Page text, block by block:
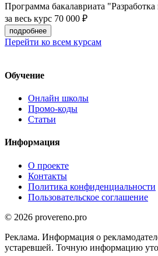
Программа бакалавриата
за весь курс 70 000 ₽
подробнее
Перейти ко всем курсам
Обучение
Онлайн школы
Промо-коды
Статьи
Информация
О проекте
Контакты
Политика конфиденциальности
Пользовательское соглашение
© 2026 provereno.pro
Реклама. Информация о
устаревшей. Точную информацию